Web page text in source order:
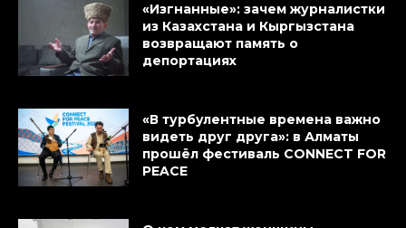
«Изгнанные»: зачем журналистки
из Казахстана и Кыргызстана
возвращают память о
депортациях
«В турбулентные времена важно
видеть друг друга»: в Алматы
прошёл фестиваль CONNECT FOR
PEACE